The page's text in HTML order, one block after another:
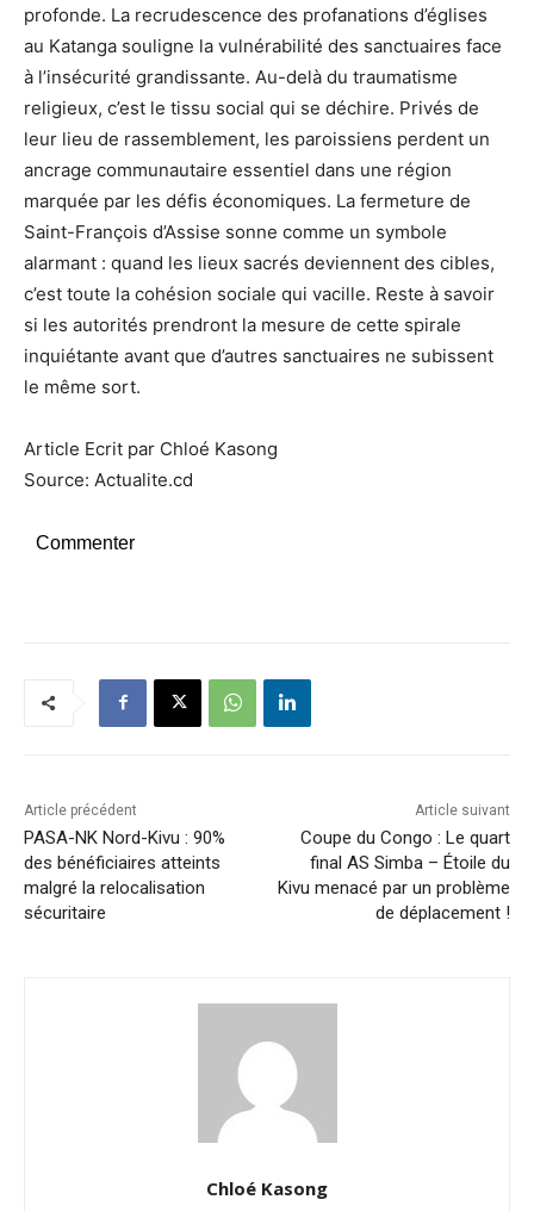
profonde. La recrudescence des profanations d’églises
au Katanga souligne la vulnérabilité des sanctuaires face
à l’insécurité grandissante. Au-delà du traumatisme
religieux, c’est le tissu social qui se déchire. Privés de
leur lieu de rassemblement, les paroissiens perdent un
ancrage communautaire essentiel dans une région
marquée par les défis économiques. La fermeture de
Saint-François d’Assise sonne comme un symbole
alarmant : quand les lieux sacrés deviennent des cibles,
c’est toute la cohésion sociale qui vacille. Reste à savoir
si les autorités prendront la mesure de cette spirale
inquiétante avant que d’autres sanctuaires ne subissent
le même sort.
Article Ecrit par Chloé Kasong
Source: Actualite.cd
Commenter
Article précédent
PASA-NK Nord-Kivu : 90%
des bénéficiaires atteints
malgré la relocalisation
sécuritaire
Article suivant
Coupe du Congo : Le quart
final AS Simba – Étoile du
Kivu menacé par un problème
de déplacement !
Chloé Kasong